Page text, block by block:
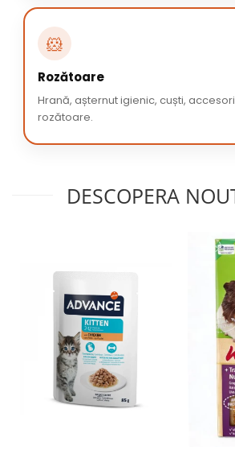
🐹
Rozătoare
Hrană, așternut igienic, cuști,
rozătoare.
DESCOPERA